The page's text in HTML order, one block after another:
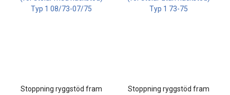
Stoppning ryggstöd fram
Stoppning ryggstöd fram